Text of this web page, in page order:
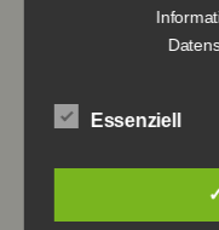
Knusprige
Rheinischer
Essenziell